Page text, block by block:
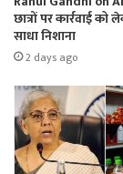
छात्रों पर कार्रवाई को
साधा निशाना
2 days ago